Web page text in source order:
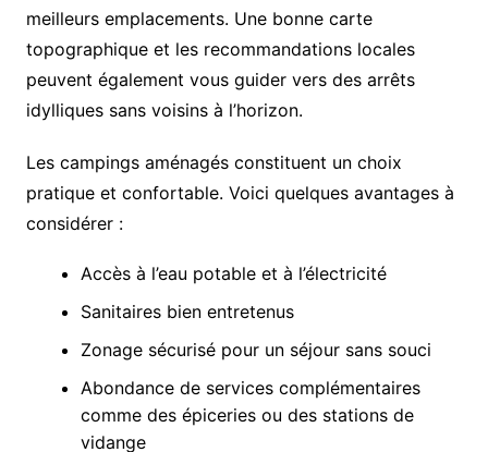
meilleurs emplacements. Une bonne carte
topographique et les recommandations locales
peuvent également vous guider vers des arrêts
idylliques sans voisins à l’horizon.
Les campings aménagés constituent un choix
pratique et confortable. Voici quelques avantages à
considérer :
Accès à l’eau potable et à l’électricité
Sanitaires bien entretenus
Zonage sécurisé pour un séjour sans souci
Abondance de services complémentaires
comme des épiceries ou des stations de
vidange